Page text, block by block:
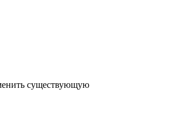
существующую